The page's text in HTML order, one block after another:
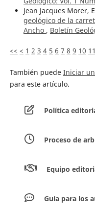
Jean Jacques Morer,
geológico de la
Ancho , Boletín
<< < 1 2 3 4 5 6 7 8 9 10 11
También puede Iniciar
para este artículo.
Política
Proceso de
Equipo
Guía para los